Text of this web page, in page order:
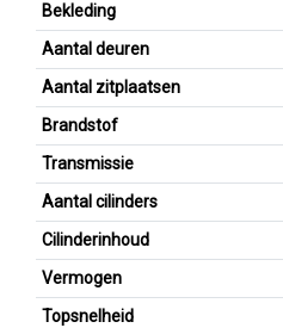
Bekleding
Aantal deuren
Aantal zitplaatsen
Brandstof
Transmissie
Aantal cilinders
Cilinderinhoud
Vermogen
Topsnelheid